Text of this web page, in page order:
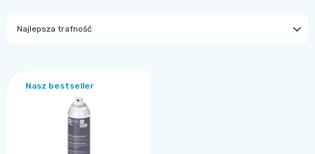
Najlepsza trafność
Nasz bestseller